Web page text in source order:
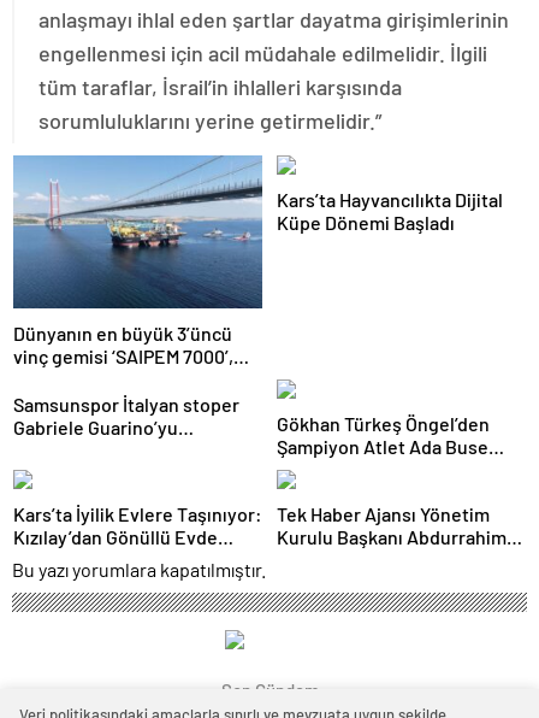
anlaşmayı ihlal eden şartlar dayatma girişimlerinin
engellenmesi için acil müdahale edilmelidir. İlgili
tüm taraflar, İsrail’in ihlalleri karşısında
sorumluluklarını yerine getirmelidir.”
Dünyanın en büyük 3’üncü
vinç gemisi ‘SAIPEM 7000’,
altından geçti
Kars’ta Hayvancılıkta Dijital
Küpe Dönemi Başladı
Samsunspor İtalyan stoper
Gabriele Guarino’yu
Gökhan Türkeş Öngel’den
Şampiyon Atlet Ada Buse
Özadlı’ya Tebrik Ziyareti
Kars’ta İyilik Evlere Taşınıyor:
Kızılay’dan Gönüllü Evde
Bakım Hareketi
Tek Haber Ajansı Yönetim
Kurulu Başkanı Abdurrahim
Celbek’e Hayırlı Olsun Ziyareti
Bu yazı yorumlara kapatılmıştır.
Son Gündem